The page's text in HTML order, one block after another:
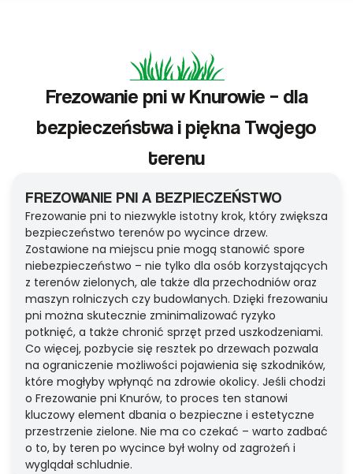
Frezowanie pni w Knurowie – dla
bezpieczeństwa i piękna Twojego
terenu
FREZOWANIE PNI A BEZPIECZEŃSTWO
Frezowanie pni to niezwykle istotny krok, który zwiększa
bezpieczeństwo terenów po wycince drzew.
Zostawione na miejscu pnie mogą stanowić spore
niebezpieczeństwo – nie tylko dla osób korzystających
z terenów zielonych, ale także dla przechodniów oraz
maszyn rolniczych czy budowlanych. Dzięki frezowaniu
pni można skutecznie zminimalizować ryzyko
potknięć, a także chronić sprzęt przed uszkodzeniami.
Co więcej, pozbycie się resztek po drzewach pozwala
na ograniczenie możliwości pojawienia się szkodników,
które mogłyby wpłynąć na zdrowie okolicy. Jeśli chodzi
o Frezowanie pni Knurów, to proces ten stanowi
kluczowy element dbania o bezpieczne i estetyczne
przestrzenie zielone. Nie ma co czekać – warto zadbać
o to, by teren po wycince był wolny od zagrożeń i
wyglądał schludnie.